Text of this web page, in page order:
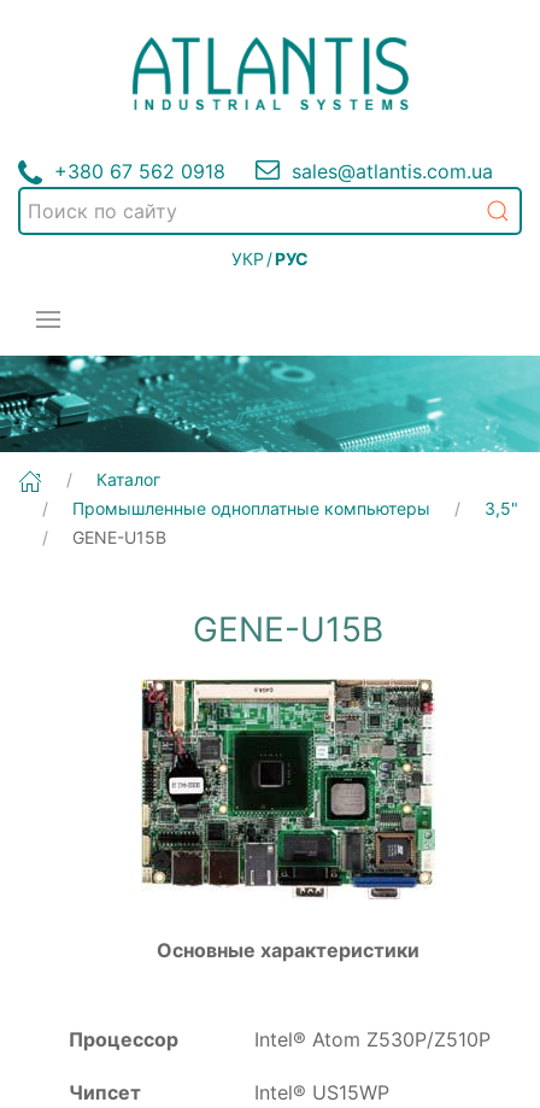
+380 67 562 0918 sales@atlantis.com.ua
УКР /РУС
Каталог
Промышленные одноплатные компьютеры
3,5"
GENE-U15B
GENE-U15B
Основные характеристики
Процессор Intel® Atom Z530P/Z510P
Чипсет Intel® US15WP